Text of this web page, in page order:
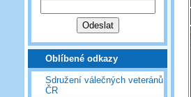
Oblíbené odkazy
Sdružení válečných veteránů
ČR